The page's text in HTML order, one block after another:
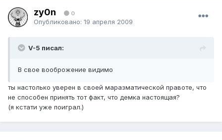
zy0n 0
Опубликовано: 19 апреля 2009
V-5 писал:
В свое вооброжение видимо
ты настолько уверен в своей маразматической правоте, что
не способен принять тот факт, что демка настоящая?
(я кстати уже поиграл.)